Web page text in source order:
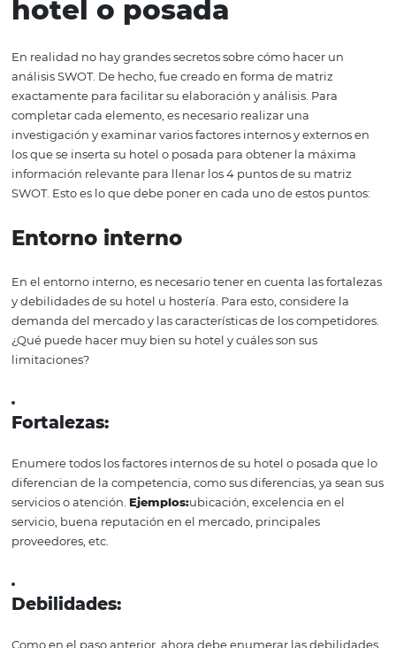
debidamente adecuadas para el período de
eficientes, como es el caso del análisis SWOT. Con este
es posible tener un diagnóstico detallado del escenario
del mercado, así como la posición de la competencia
con su hotel o posada, lo que lo ayudará a tomar una
Además, todos los
datos recopilados muestran las
oportunidades y situaciones amenazantes que pueden
continuación encontrará consejos para ayudarlo a
Después de todo,
hacer el análisis del
hotel o posada
En realidad no hay grandes secretos sobre cómo hacer
análisis SWOT. De hecho, fue creado en forma de matriz
completar cada elemento, es necesario realizar una
investigación y examinar varios factores internos y
los que se inserta su hotel o posada para obtener la
información relevante para llenar los 4 puntos de su
Entorno interno